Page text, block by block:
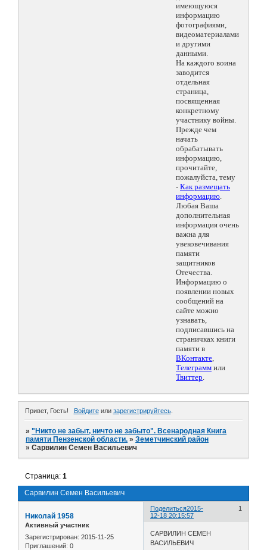
имеющуюся
информацию
фотографиями,
видеоматериалами
и другими
данными.
На каждого воина
заводится
отдельная
страница,
посвященная
конкретному
участнику войны.
Прежде чем
начать
обрабатывать
информацию,
прочитайте,
пожалуйста, тему
- Как размещать
информацию.
Любая Ваша
дополнительная
информация очень
важна для
увековечивания
памяти
защитников
Отечества.
Информацию о
появлении новых
сообщений на
сайте можно
узнавать,
подписавшись на
страничках книги
памяти в
ВКонтакте,
Телеграмм или
Твиттер.
Привет, Гость! Войдитеили зарегистрируйтесь.
»"Никто не забыт, ничто не забыто". Всенародная Книга
памяти Пензенской области. »Земетчинский район
»Сарвилин Семен Васильевич
Сарвилин Семен Васильевич
Страница:1
Поделиться 1
2015-
12-18 20:15:57
Николай 1958
Активный участник
Зарегистрирован: 2015-11-25
Приглашений: 0
САРВИЛИН СЕМЕН
ВАСИЛЬЕВИЧ